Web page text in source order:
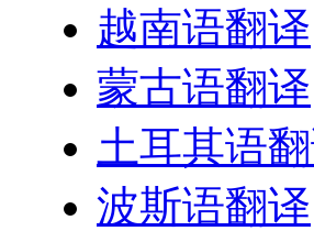
越南语翻译
蒙古语翻译
土耳其语
波斯语翻译